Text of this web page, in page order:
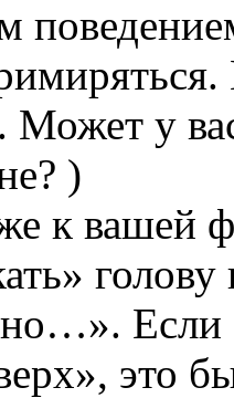
Может у
)
к вашей
Если
это